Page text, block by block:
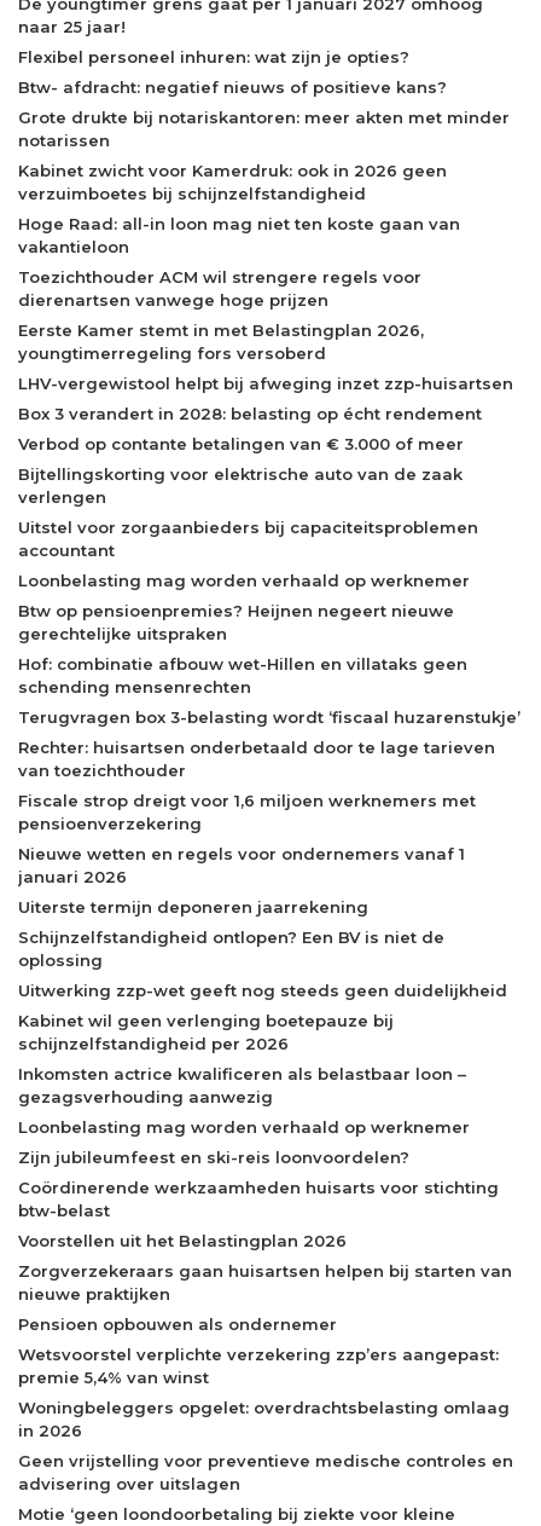
De youngtimer grens gaat per 1 januari 2027 omhoog
naar 25 jaar!
Flexibel personeel inhuren: wat zijn je opties?
Btw- afdracht: negatief nieuws of positieve kans?
Grote drukte bij notariskantoren: meer akten met minder
notarissen
Kabinet zwicht voor Kamerdruk: ook in 2026 geen
verzuimboetes bij schijnzelfstandigheid
Hoge Raad: all-in loon mag niet ten koste gaan van
vakantieloon
Toezichthouder ACM wil strengere regels voor
dierenartsen vanwege hoge prijzen
Eerste Kamer stemt in met Belastingplan 2026,
youngtimerregeling fors versoberd
LHV-vergewistool helpt bij afweging inzet zzp-huisartsen
Box 3 verandert in 2028: belasting op écht rendement
Verbod op contante betalingen van € 3.000 of meer
Bijtellingskorting voor elektrische auto van de zaak
verlengen
Uitstel voor zorgaanbieders bij capaciteitsproblemen
accountant
Loonbelasting mag worden verhaald op werknemer
Btw op pensioenpremies? Heijnen negeert nieuwe
gerechtelijke uitspraken
Hof: combinatie afbouw wet-Hillen en villataks geen
schending mensenrechten
Terugvragen box 3-belasting wordt ‘fiscaal huzarenstukje’
Rechter: huisartsen onderbetaald door te lage tarieven
van toezichthouder
Fiscale strop dreigt voor 1,6 miljoen werknemers met
pensioenverzekering
Nieuwe wetten en regels voor ondernemers vanaf 1
januari 2026
Uiterste termijn deponeren jaarrekening
Schijnzelfstandigheid ontlopen? Een BV is niet de
oplossing
Uitwerking zzp-wet geeft nog steeds geen duidelijkheid
Kabinet wil geen verlenging boetepauze bij
schijnzelfstandigheid per 2026
Inkomsten actrice kwalificeren als belastbaar loon –
gezagsverhouding aanwezig
Loonbelasting mag worden verhaald op werknemer
Zijn jubileumfeest en ski-reis loonvoordelen?
Coördinerende werkzaamheden huisarts voor stichting
btw-belast
Voorstellen uit het Belastingplan 2026
Zorgverzekeraars gaan huisartsen helpen bij starten van
nieuwe praktijken
Pensioen opbouwen als ondernemer
Wetsvoorstel verplichte verzekering zzp’ers aangepast:
premie 5,4% van winst
Woningbeleggers opgelet: overdrachtsbelasting omlaag
in 2026
Geen vrijstelling voor preventieve medische controles en
advisering over uitslagen
Motie ‘geen loondoorbetaling bij ziekte voor kleine